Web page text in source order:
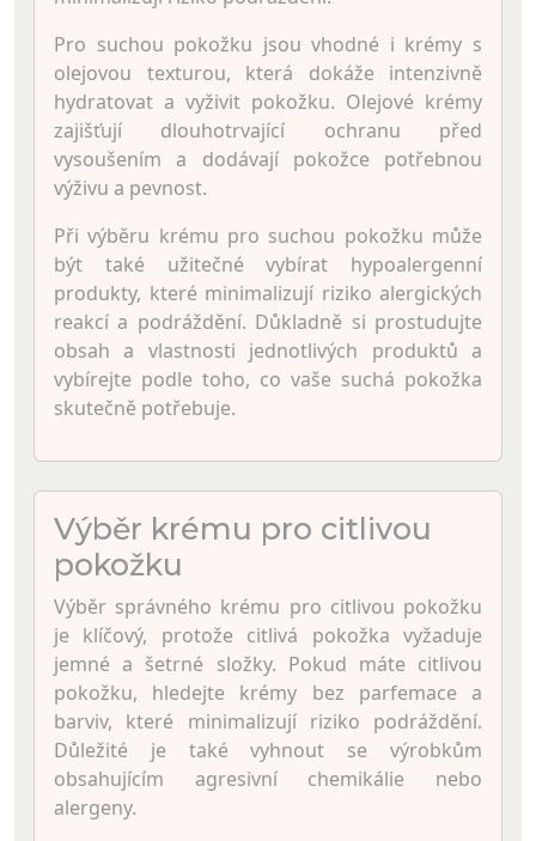
Pro suchou pokožku jsou vhodné i krémy s
olejovou texturou, která dokáže intenzivně
hydratovat a vyživit pokožku. Olejové krémy
zajišťují dlouhotrvající ochranu před
vysoušením a dodávají pokožce potřebnou
výživu a pevnost.
Při výběru krému pro suchou pokožku může
být také užitečné vybírat hypoalergenní
produkty, které minimalizují riziko alergických
reakcí a podráždění. Důkladně si prostudujte
obsah a vlastnosti jednotlivých produktů a
vybírejte podle toho, co vaše suchá pokožka
skutečně potřebuje.
Výběr krému pro citlivou
pokožku
Výběr správného krému pro citlivou pokožku
je klíčový, protože citlivá pokožka vyžaduje
jemné a šetrné složky. Pokud máte citlivou
pokožku, hledejte krémy bez parfemace a
barviv, které minimalizují riziko podráždění.
Důležité je také vyhnout se výrobkům
obsahujícím agresivní chemikálie nebo
alergeny.